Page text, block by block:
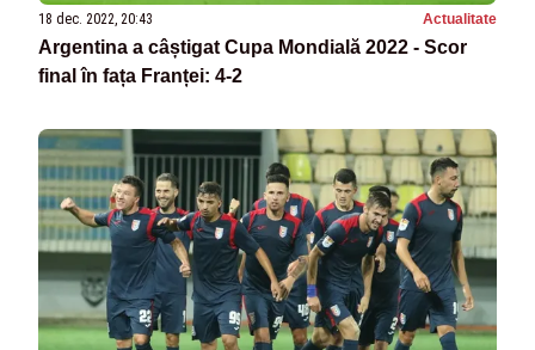
18 dec. 2022, 20:43 Actualitate
Argentina a câștigat Cupa Mondială 2022 - Scor
final în fața Franței: 4-2